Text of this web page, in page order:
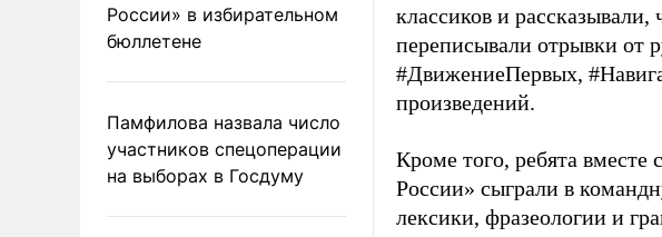
России» в избирательном
бюллетене
Памфилова назвала число
участников спецоперации
на выборах в Госдуму
классиков и
переписывали отрывки от
#ДвижениеПервых,
произведений.
Кроме того, ребята
России» сыграли в
лексики, фразеологии и